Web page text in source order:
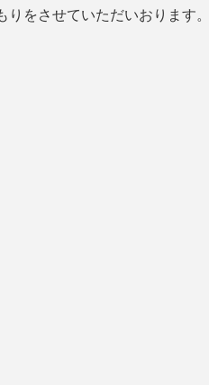
をさせていただいおります。